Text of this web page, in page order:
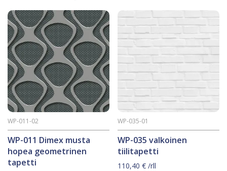
WP-011 Dimex musta
hopea geometrinen
tapetti
WP-011-02
WP-035 valkoinen
tiilitapetti
WP-035-01
110,40€ /rll